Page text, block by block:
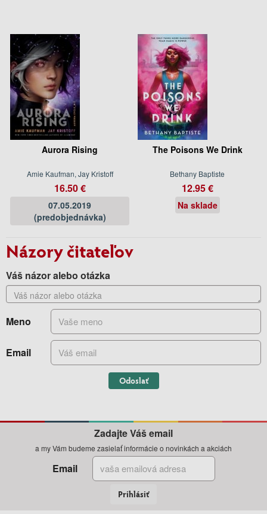
Aurora Rising
Amie Kaufman, Jay Kristoff
16.50 €
07.05.2019
(predobjednávka)
The Poisons We Drink
Bethany Baptiste
12.95 €
Na sklade
Názory čitateľov
Váš názor alebo otázka
Meno
Email
Odoslať
Zadajte Váš email
a my Vám budeme zasielať informácie o novinkách a akciách
Email
Prihlásiť